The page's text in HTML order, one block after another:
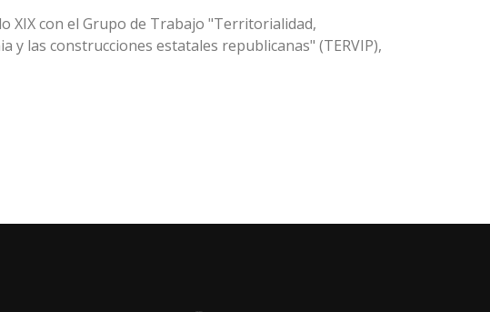
XIX con el Grupo de Trabajo "Territorialidad,
y las construcciones estatales republicanas" (TERVIP),